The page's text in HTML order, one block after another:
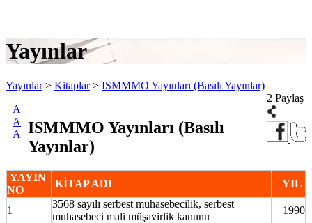
Yayınlar
Yayınlar> Kitaplar> ISMMMO Yayınları (Basılı Yayınlar)
A
A
A
2 Paylaş
ISMMMO Yayınları (Basılı
Yayınlar)
YAYIN
NO
KİTAP ADI YIL
1
3568 sayılı serbest muhasebecilik, serbest
muhasebeci mali müşavirlik kanunu
1990